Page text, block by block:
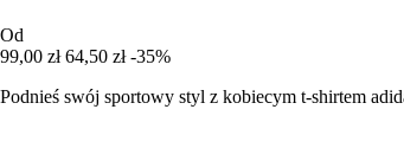
Od
99,00 zł 64,50 zł -35%
Podnieś swój sportowy styl z kobiecym t-shirtem